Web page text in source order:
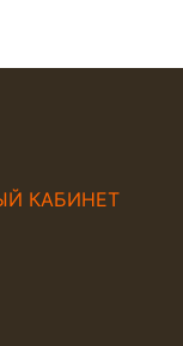
КАБИНЕТ